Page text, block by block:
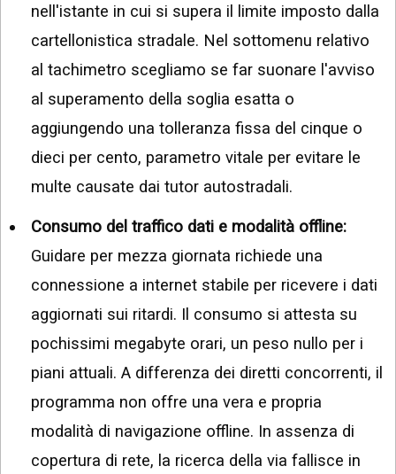
nell'istante in cui si supera il limite imposto dalla
cartellonistica stradale. Nel sottomenu relativo
al tachimetro scegliamo se far suonare l'avviso
al superamento della soglia esatta o
aggiungendo una tolleranza fissa del cinque o
dieci per cento, parametro vitale per evitare le
multe causate dai tutor autostradali.
Consumo del traffico dati e modalità offline:
Guidare per mezza giornata richiede una
connessione a internet stabile per ricevere i dati
aggiornati sui ritardi. Il consumo si attesta su
pochissimi megabyte orari, un peso nullo per i
piani attuali. A differenza dei diretti concorrenti, il
programma non offre una vera e propria
modalità di navigazione offline. In assenza di
copertura di rete, la ricerca della via fallisce in